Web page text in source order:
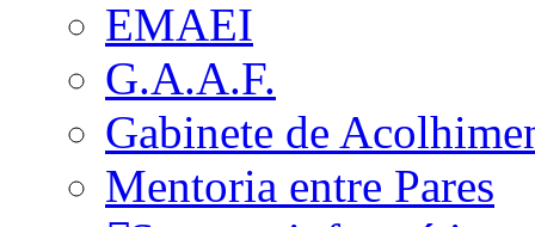
EMAEI
G.A.A.F.
Gabinete de
Mentoria entre Pares